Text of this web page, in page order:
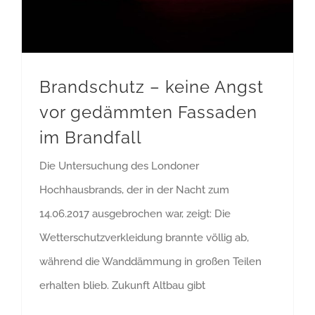
Brandschutz – keine Angst
vor gedämmten Fassaden
im Brandfall
Die Untersuchung des Londoner
Hochhausbrands, der in der Nacht zum
14.06.2017 ausgebrochen war, zeigt: Die
Wetterschutzverkleidung brannte völlig ab,
während die Wanddämmung in großen Teilen
erhalten blieb. Zukunft Altbau gibt